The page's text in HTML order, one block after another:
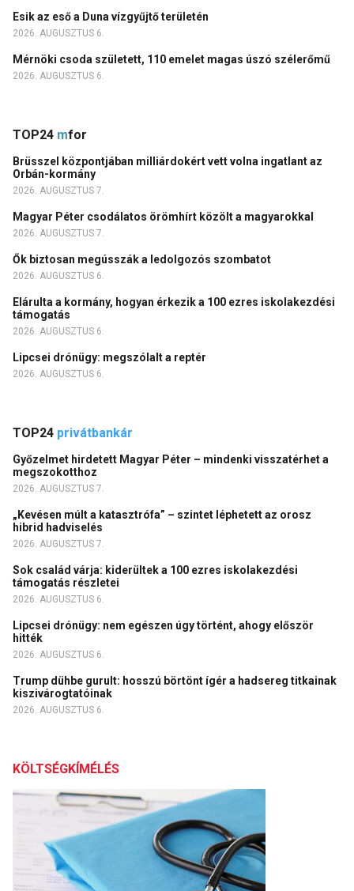
Esik az eső a Duna vízgyűjtő területén
2026. AUGUSZTUS 6.
Mérnöki csoda született, 110 emelet magas úszó szélerőmű
2026. AUGUSZTUS 6.
TOP24 mfor
Brüsszel központjában milliárdokért vett volna ingatlant az
Orbán-kormány
2026. AUGUSZTUS 7.
Magyar Péter csodálatos örömhírt közölt a magyarokkal
2026. AUGUSZTUS 7.
Ők biztosan megússzák a ledolgozós szombatot
2026. AUGUSZTUS 6.
Elárulta a kormány, hogyan érkezik a 100 ezres iskolakezdési
támogatás
2026. AUGUSZTUS 6.
Lipcsei drónügy: megszólalt a reptér
2026. AUGUSZTUS 6.
TOP24 privátbankár
Győzelmet hirdetett Magyar Péter – mindenki visszatérhet a
megszokotthoz
2026. AUGUSZTUS 7.
„Kevésen múlt a katasztrófa” – szintet léphetett az orosz
hibrid hadviselés
2026. AUGUSZTUS 7.
Sok család várja: kiderültek a 100 ezres iskolakezdési
támogatás részletei
2026. AUGUSZTUS 6.
Lipcsei drónügy: nem egészen úgy történt, ahogy először
hitték
2026. AUGUSZTUS 6.
Trump dühbe gurult: hosszú börtönt ígér a hadsereg titkainak
kiszivárogtatóinak
2026. AUGUSZTUS 6.
KÖLTSÉGKÍMÉLÉS